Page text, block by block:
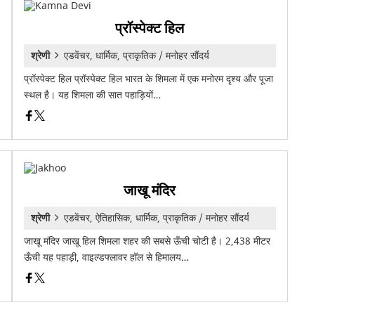
प्रॉस्पेक्ट हिल
श्रेणी
एडवेंचर, धार्मिक, प्राकृतिक / मनोहर सौंदर्य
प्रॉस्पेक्ट हिल प्रॉस्पेक्ट हिल भारत के शिमला में एक मनोरम दृश्य और पूजा
स्थल है। यह शिमला की सात पहाड़ियों…
जाखू मंदिर
श्रेणी
एडवेंचर, ऐतिहासिक, धार्मिक, प्राकृतिक / मनोहर सौंदर्य
जाखू मंदिर जाखू हिल शिमला शहर की सबसे ऊँची चोटी है। 2,438 मीटर
ऊँची यह पहाड़ी, वाइल्डफ्लावर हॉल से हिमालय…